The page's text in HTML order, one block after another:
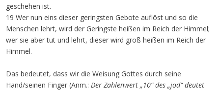
geschehen ist.
19 Wer nun eins dieser geringsten Gebote auflöst und so die
Menschen lehrt, wird der Geringste heißen im Reich der Himmel;
wer sie aber tut und lehrt, dieser wird groß heißen im Reich der
Himmel.
Das bedeutet, dass wir die Weisung Gottes durch seine
Hand/seinen Finger (Anm.: Der Zahlenwert „10“ des „jod“ deutet